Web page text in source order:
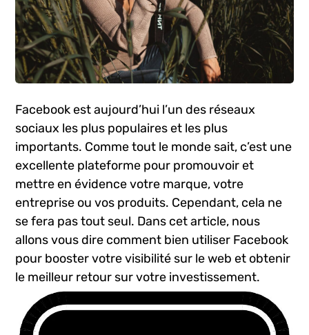
Facebook est aujourd’hui l’un des réseaux
sociaux les plus populaires et les plus
importants. Comme tout le​ monde sait, c’est une
excellente ⁢plateforme pour promouvoir et‌
mettre en évidence votre marque, votre
entreprise ou⁤ vos produits. Cependant, cela ne
se fera pas tout seul. Dans cet article, nous
‌allons‌ vous dire​ comment bien utiliser Facebook
pour booster ⁣votre visibilité sur le web et obtenir
le meilleur⁢ retour sur votre investissement.